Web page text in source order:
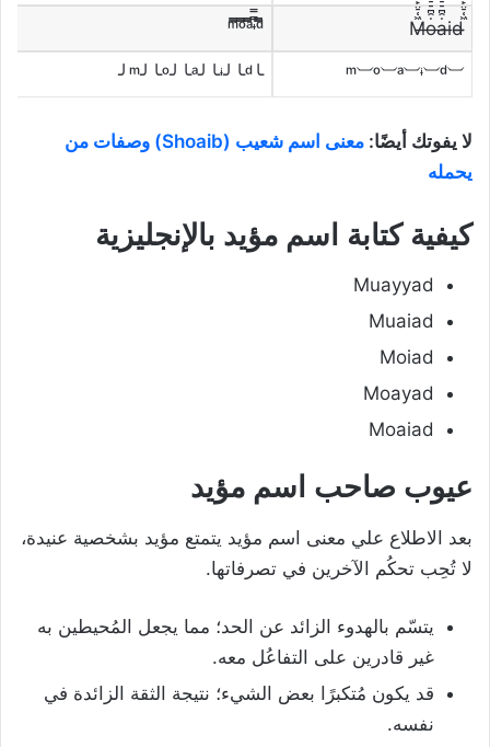
̶M̶o̶a̶i̶d̶
⏡ᵐ⏡ᵒ⏡ᵃ⏡ᶤ⏡ᵈ
╰ᵐ╯╰ᵒ╯╰ᵃ╯╰ᶤ╯╰ᵈ╯
لا يفوتك أيضًا:
معنى اسم شعيب (Shoaib) وصفات من
يحمله
كيفية كتابة اسم مؤيد بالإنجليزية
Muayyad
Muaiad
Moiad
Moayad
Moaiad
عيوب صاحب اسم مؤيد
بعد الاطلاع علي معنى اسم مؤيد يتمتع مؤيد بشخصية عنيدة،
لا تُحِب تحكُم الآخرين في تصرفاتها.
يتسّم بالهدوء الزائد عن الحد؛ مما يجعل المُحيطين به
غير قادرين على التفاعُل معه.
قد يكون مُتكبرًا بعض الشيء؛ نتيجة الثقة الزائدة في
نفسه.